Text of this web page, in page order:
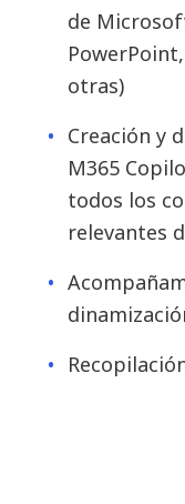
de
otras)
Creación y
M365
todos los
relevantes